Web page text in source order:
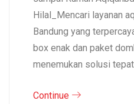
Hilal_Mencari layanan
Bandung yang
box enak dan paket
menemukan solusi
Continue